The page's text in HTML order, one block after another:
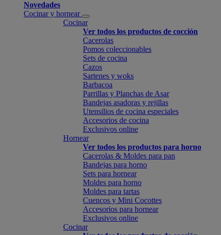
Novedades
Cocinar y hornear
Cocinar
Ver todos los productos de cocción
Cacerolas
Pomos coleccionables
Sets de cocina
Cazos
Sartenes y woks
Barbacoa
Parrillas y Planchas de Asar
Bandejas asadoras y rejillas
Utensilios de cocina especiales
Accesorios de cocina
Exclusivos online
Hornear
Ver todos los productos para horno
Cacerolas & Moldes para pan
Bandejas para horno
Sets para hornear
Moldes para horno
Moldes para tartas
Cuencos y Mini Cocottes
Accesorios para hornear
Exclusivos online
Cocinar